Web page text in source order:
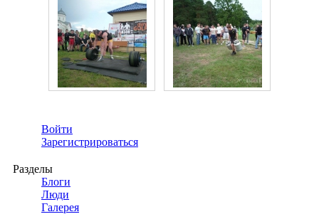
Войти
Зарегистрироваться
Разделы
Блоги
Люди
Галерея